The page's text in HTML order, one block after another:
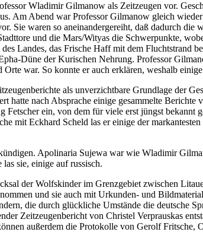
Wladimir Gilmanow als Zeitzeugen vor.
Am Abend war Professor Gilmanow gleich
Sie waren so aneinandergereiht, daß dadurch
und die Mars/Wityas die Schwerpunkte,
Landes, das Frische Haff mit dem
Düne der Kurischen Nehrung. Professor
war. So konnte er auch erklären, weshalb
als unverzichtbare Grundlage der
hatte nach Absprache einige gesammelte
Fetscher ein, von dem für viele erst jüngst
mit Eckhard Scheld las er einige der
Apolinaria Sujewa war wie Wladimir
sie, einige auf russisch.
der Wolfskinder im Grenzgebiet zwischen
und sie auch mit Urkunden- und
die durch glückliche Umstände die deutsche
Zeitzeugenbericht von Christel Verprauskas
außerdem die Protokolle von Gerolf Fritsche,